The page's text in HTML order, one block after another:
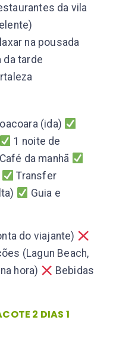
da vila
na pousada
da tarde
(ida)
1 noite de
Café da manhã
Transfer
Guia e
do viajante)
(Lagun Beach,
hora)
Bebidas
2 DIAS 1